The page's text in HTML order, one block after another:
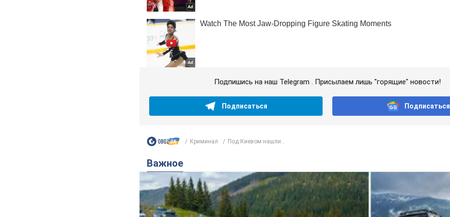
Подпишись на наш Telegram . Присылаем лишь "горящие" новости!
Подписаться Подписаться
Криминал Под Киевом нашли...
Важное